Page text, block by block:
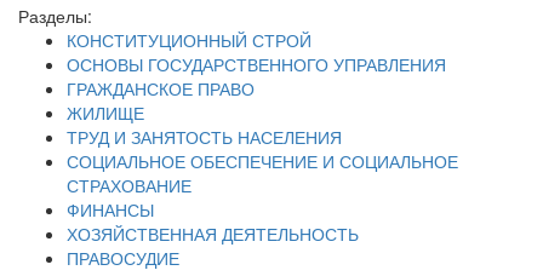
Разделы:
КОНСТИТУЦИОННЫЙ СТРОЙ
ОСНОВЫ ГОСУДАРСТВЕННОГО УПРАВЛЕНИЯ
ГРАЖДАНСКОЕ ПРАВО
ЖИЛИЩЕ
ТРУД И ЗАНЯТОСТЬ НАСЕЛЕНИЯ
СОЦИАЛЬНОЕ ОБЕСПЕЧЕНИЕ И СОЦИАЛЬНОЕ
СТРАХОВАНИЕ
ФИНАНСЫ
ХОЗЯЙСТВЕННАЯ ДЕЯТЕЛЬНОСТЬ
ПРАВОСУДИЕ